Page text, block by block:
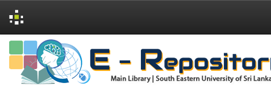
Skip
navigation